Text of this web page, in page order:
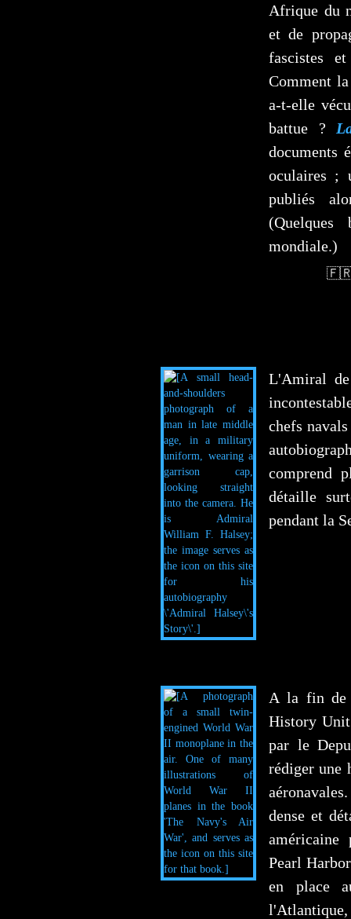
Afrique du
et de
fascistes
Comment
a‑t‑elle
battue ?
documents
oculaires ;
publiés
mondiale.)
L'Amiral
chefs
comprend
détaille
pendant la
A la fin de
History
par le
rédiger une
dense et
américaine
Pearl
en place
l'Atlantique,